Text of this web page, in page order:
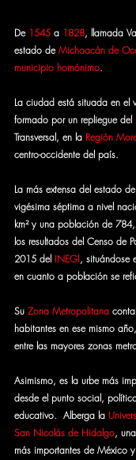
De 1545 a 1828, llamada
estado de Michoacán de
municipio homónimo.
La ciudad está situada en el
formado por un repliegue del
Transversal, en la Región
centro-occidente del país.
La más extensa del estado
vigésima séptima a nivel
km² y una población de
los resultados del Censo de
2015 del INEGI, situándose
en cuanto a población se
Su Zona Metropolitana
habitantes en ese mismo
entre las mayores zonas
Asimismo, es la urbe más
desde el punto social,
educativo.  Alberga la
San Nicolás de Hidalgo,
más importantes de México